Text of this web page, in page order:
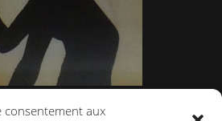
consentement aux
au Centre Culturel Suisse